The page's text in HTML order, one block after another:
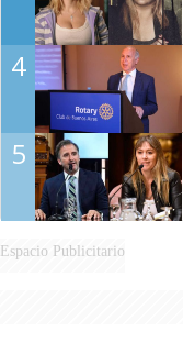
4
5
Espacio Publicitario